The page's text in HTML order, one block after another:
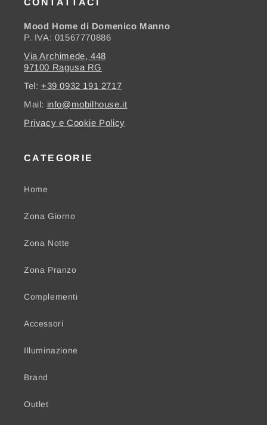
Mood Home di Domenico Manno
P. IVA: 01567770886
Via Archimede, 448
97100 Ragusa RG
Tel: +39 0932 191 2717
Mail: info@mobilhouse.it
Privacy e Cookie Policy
CATEGORIE
Home
Zona Giorno
Zona Notte
Zona Pranzo
Complementi
Accessori
Illuminazione
Brand
Outlet